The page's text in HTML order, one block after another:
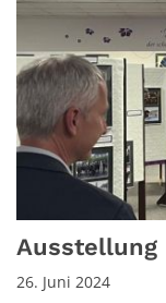
Ausstellung
26. Juni 2024